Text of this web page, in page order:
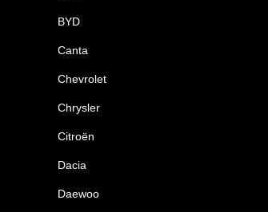
BYD
Canta
Chevrolet
Chrysler
Citroën
Dacia
Daewoo